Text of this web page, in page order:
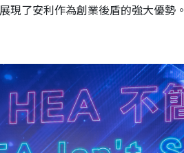
現了安利作為創業後盾的強大優勢。